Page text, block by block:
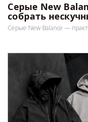
Серые New
собрать
Серые New Balance —